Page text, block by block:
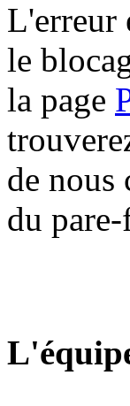
L'erreur
le
la page
de nous
du